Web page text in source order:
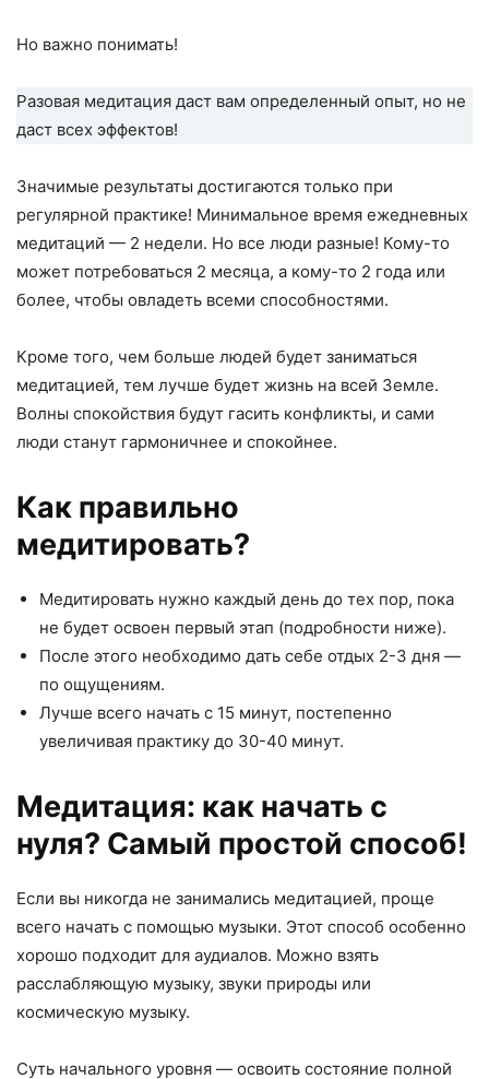
Но важно понимать!
Разовая медитация даст вам определенный опыт, но не
даст всех эффектов!
Значимые результаты достигаются только при
регулярной практике! Минимальное время ежедневных
медитаций — 2 недели. Но все люди разные! Кому-то
может потребоваться 2 месяца, а кому-то 2 года или
более, чтобы овладеть всеми способностями.
Кроме того, чем больше людей будет заниматься
медитацией, тем лучше будет жизнь на всей Земле.
Волны спокойствия будут гасить конфликты, и сами
люди станут гармоничнее и спокойнее.
Как правильно
медитировать?
Медитировать нужно каждый день до тех пор, пока
не будет освоен первый этап (подробности ниже).
После этого необходимо дать себе отдых 2-3 дня —
по ощущениям.
Лучше всего начать с 15 минут, постепенно
увеличивая практику до 30-40 минут.
Медитация: как начать с
нуля? Самый простой способ!
Если вы никогда не занимались медитацией, проще
всего начать с помощью музыки. Этот способ особенно
хорошо подходит для аудиалов. Можно взять
расслабляющую музыку, звуки природы или
космическую музыку.
Суть начального уровня — освоить состояние полной